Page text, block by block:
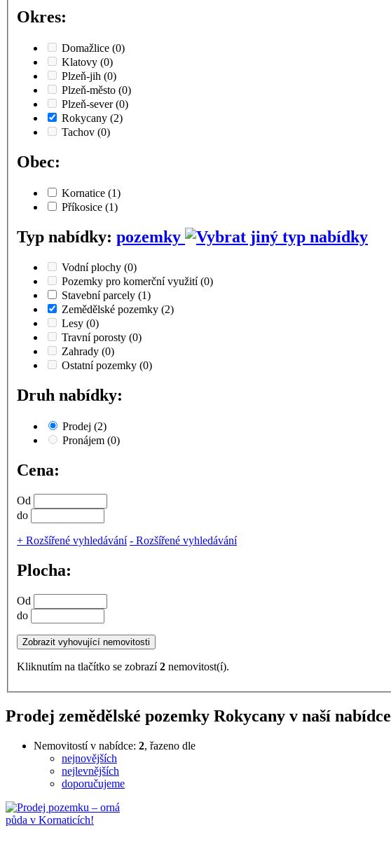
Okres:
Domažlice (0)
Klatovy (0)
Plzeň-jih (0)
Plzeň-město (0)
Plzeň-sever(0)
Rokycany (2)
Tachov (0)
Obec:
Kornatice (1)
Příkosice (1)
Typ nabídky: pozemky
Vodní plochy (0)
Pozemky pro komerční využití(0)
Stavební parcely (1)
Zemědělské pozemky (2)
Lesy (0)
Travní porosty (0)
Zahrady (0)
Ostatní pozemky (0)
Druh nabídky:
Prodej (2)
Pronájem (0)
Cena:
Od
do
+ Rozšířené vyhledávání - Rozšířené vyhledávání
Plocha:
Od
do
Kliknutím na tlačítko se zobrazí2 nemovitost(í).
Prodej zemědělské pozemky Rokycany v naší nabídce
Nemovitostí v nabídce: 2, řazeno dle
nejnovějších
nejlevnějších
doporučujeme